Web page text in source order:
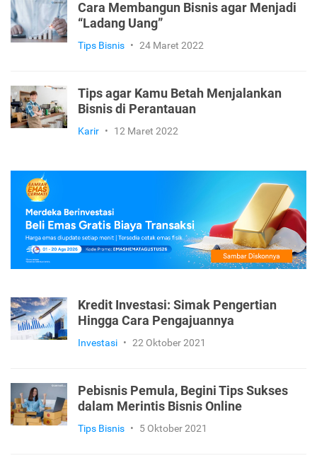
Cara Membangun Bisnis agar Menjadi
“Ladang Uang”
Tips Bisnis • 24 Maret 2022
Tips agar Kamu Betah Menjalankan
Bisnis di Perantauan
Karir • 12 Maret 2022
Kredit Investasi: Simak Pengertian
Hingga Cara Pengajuannya
Investasi • 22 Oktober 2021
Pebisnis Pemula, Begini Tips Sukses
dalam Merintis Bisnis Online
Tips Bisnis • 5 Oktober 2021